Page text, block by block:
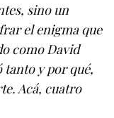
sino un
el enigma que
como David
tanto y por qué,
Acá, cuatro